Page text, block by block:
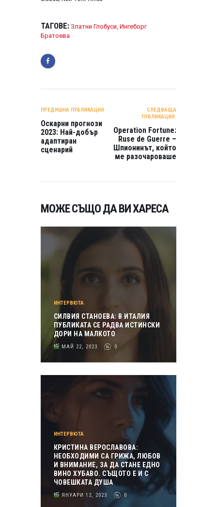
ТАГОВЕ: Златни Глобуси, Ингеборг
Братоева
ПРЕДИШНА ПУБЛИКАЦИЯ
Оскарни прогнози
2023: Най-добър
адаптиран
сценарий
СЛЕДВАЩА
ПУБЛИКАЦИЯ:
Operation Fortune:
Ruse de Guerre –
Шпионинът, който
ме разочароваше
МОЖЕ СЪЩО ДА ВИ ХАРЕСА
ИНТЕРВЮТА
СИЛВИЯ СТАНОЕВА: В ИТАЛИЯ
ПУБЛИКАТА СЕ РАДВА ИСТИНСКИ
ДОРИ НА МАЛКОТО
МАЙ 22, 2023 0
ИНТЕРВЮТА
КРИСТИНА ВЕРОСЛАВОВА:
НЕОБХОДИМИ СА ГРИЖА, ЛЮБОВ
И ВНИМАНИЕ, ЗА ДА СТАНЕ ЕДНО
ВИНО ХУБАВО. СЪЩОТО Е И С
ЧОВЕШКАТА ДУША
ЯНУАРИ 12, 2023 0